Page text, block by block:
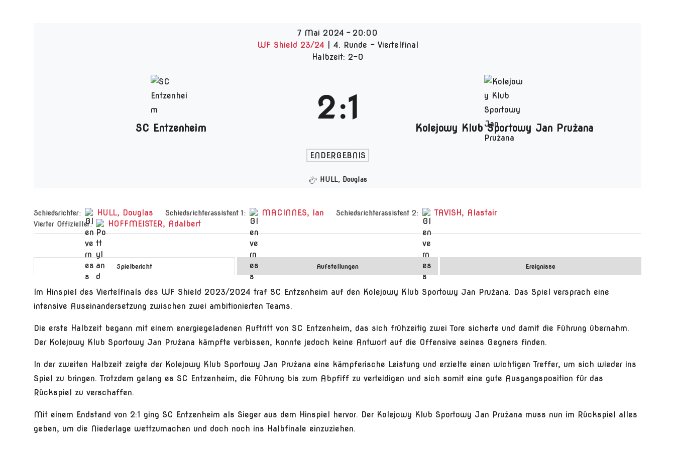
7 Mai 2024 - 20:00
WF Shield 23/24
| 4. Runde - Viertelfinal
Halbzeit: 2-0
SC Entzenheim
2:1
Kolejowy Klub Sportowy Jan Prużana
ENDERGEBNIS
HULL, Douglas
Schiedsrichter: HULL, Douglas Schiedsrichterassistent 1: MACINNES, Ian Schiedsrichterassistent 2: TAVISH, Alastair
Vierter Offizieller: HOFFMEISTER, Adalbert
Spielbericht Aufstellungen Ereignisse
Im Hinspiel des Viertelfinals des WF Shield 2023/2024 traf SC Entzenheim auf den Kolejowy Klub Sportowy Jan Prużana. Das Spiel versprach eine
intensive Auseinandersetzung zwischen zwei ambitionierten Teams.
Die erste Halbzeit begann mit einem energiegeladenen Auftritt von SC Entzenheim, das sich frühzeitig zwei Tore sicherte und damit die Führung übernahm.
Der Kolejowy Klub Sportowy Jan Prużana kämpfte verbissen, konnte jedoch keine Antwort auf die Offensive seines Gegners finden.
In der zweiten Halbzeit zeigte der Kolejowy Klub Sportowy Jan Prużana eine kämpferische Leistung und erzielte einen wichtigen Treffer, um sich wieder ins
Spiel zu bringen. Trotzdem gelang es SC Entzenheim, die Führung bis zum Abpfiff zu verteidigen und sich somit eine gute Ausgangsposition für das
Rückspiel zu verschaffen.
Mit einem Endstand von 2:1 ging SC Entzenheim als Sieger aus dem Hinspiel hervor. Der Kolejowy Klub Sportowy Jan Prużana muss nun im Rückspiel alles
geben, um die Niederlage wettzumachen und doch noch ins Halbfinale einzuziehen.